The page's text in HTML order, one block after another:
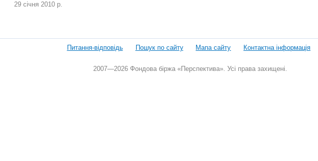
29 січня 2010 р.
Питання-відповідь Пошук по сайту Мапа сайту Контактна інформація
2007—2026 Фондова біржа «Перспектива». Усі права захищені.